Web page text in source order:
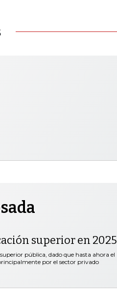
superior en 2025
pública, dado que hasta ahora el
por el sector privado